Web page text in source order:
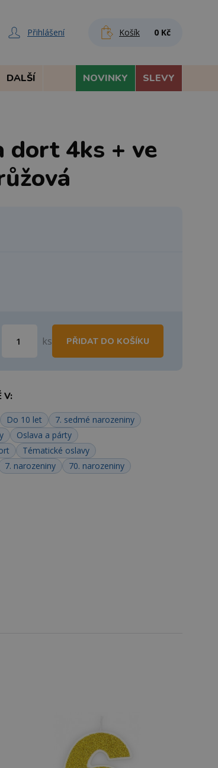
Přihlášení Košík 0 Kč
DALŠÍ NOVINKY SLEVY
dort 4ks + ve
ks PŘIDAT DO KOŠÍKU
V:
Do 10 let
7. sedmé narozeniny
Oslava a párty
Tématické oslavy
7. narozeniny 70. narozeniny